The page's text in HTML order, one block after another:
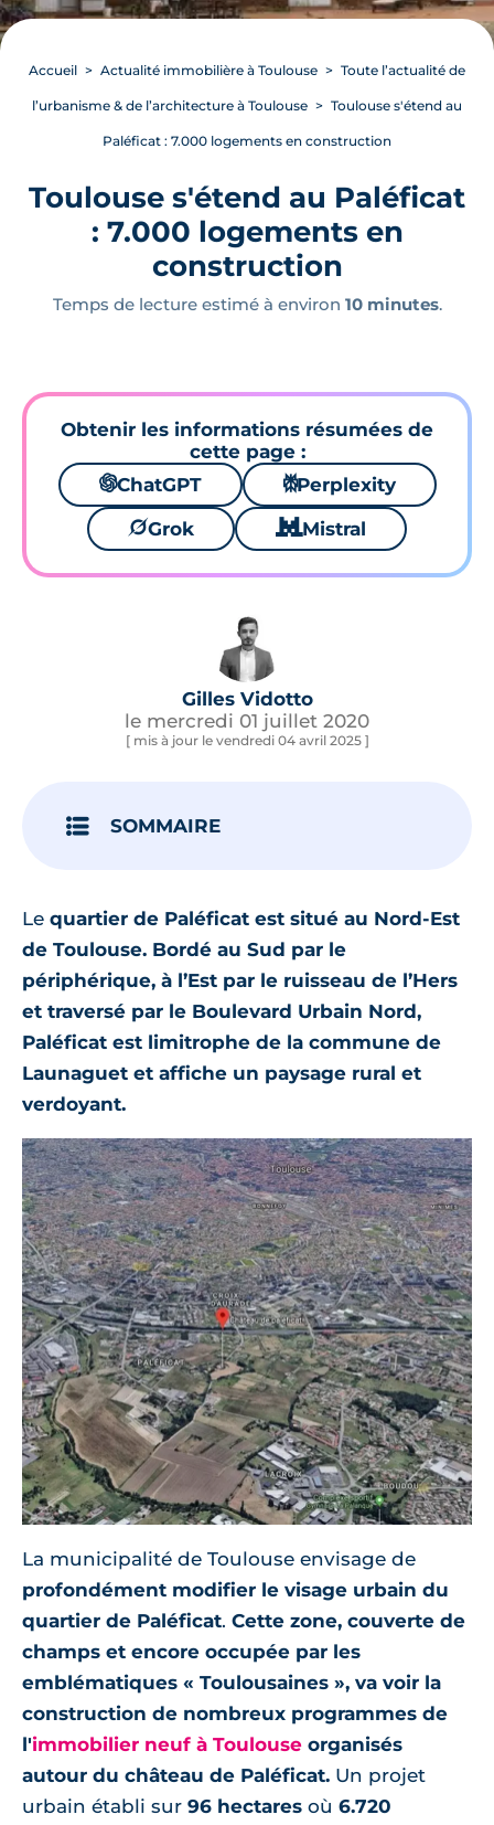
Accueil Actualité immobilière à Toulouse Toute l’actualité de
l’urbanisme & de l’architecture à Toulouse Toulouse s'étend au
Paléficat : 7.000 logements en construction
Toulouse s'étend au Paléficat
: 7.000 logements en
construction
Temps de lecture estimé à environ 10 minutes.
Obtenir les informations résumées de
cette page :
🌌ChatGPT ⚙Perplexity
🪐Grok 🐱 Mistral
Gilles Vidotto
le mercredi 01 juillet 2020
[ mis à jour le vendredi 04 avril 2025 ]
SOMMAIRE
Le quartier de Paléficat est situé au Nord-Est
de Toulouse. Bordé au Sud par le
périphérique, à l’Est par le ruisseau de l’Hers
et traversé par le Boulevard Urbain Nord,
Paléficat est limitrophe de la commune de
Launaguet et affiche un paysage rural et
verdoyant.
La municipalité de Toulouse envisage de
profondément modifier le visage urbain du
quartier de Paléficat. Cette zone, couverte de
champs et encore occupée par les
emblématiques « Toulousaines », va voir la
construction de nombreux programmes de
l'immobilier neuf à Toulouse organisés
autour du château de Paléficat. Un projet
urbain établi sur 96 hectares où 6.720